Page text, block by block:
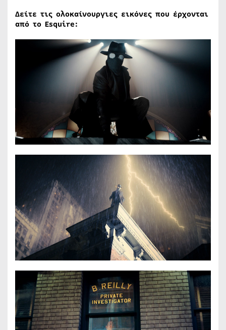
Δείτε τις ολοκαίνουργιες εικόνες που έρχονται
από το Esquire: